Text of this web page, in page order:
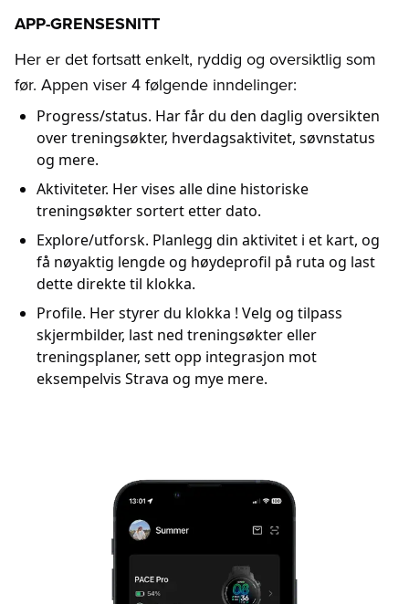
APP-GRENSESNITT
Her er det fortsatt enkelt, ryddig og oversiktlig som
før. Appen viser 4 følgende inndelinger:
Progress/status. Har får du den daglig oversikten
over treningsøkter, hverdagsaktivitet, søvnstatus
og mere.
Aktiviteter. Her vises alle dine historiske
treningsøkter sortert etter dato.
Explore/utforsk. Planlegg din aktivitet i et kart, og
få nøyaktig lengde og høydeprofil på ruta og last
dette direkte til klokka.
Profile. Her styrer du klokka ! Velg og tilpass
skjermbilder, last ned treningsøkter eller
treningsplaner, sett opp integrasjon mot
eksempelvis Strava og mye mere.